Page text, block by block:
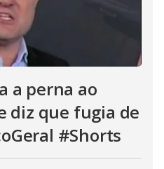
a perna ao
diz que fugia de
#Shorts